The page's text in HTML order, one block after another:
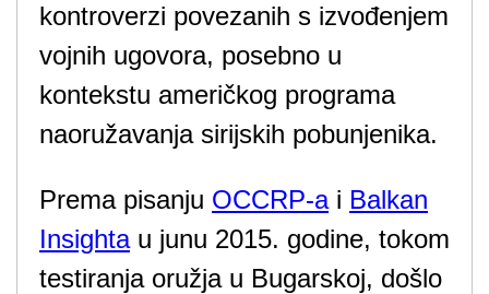
kontroverzi povezanih s izvođenjem
vojnih ugovora, posebno u
kontekstu američkog programa
naoružavanja sirijskih pobunjenika.
Prema pisanju OCCRP-ai Balkan
Insightau junu 2015. godine, tokom
testiranja oružja u Bugarskoj, došlo